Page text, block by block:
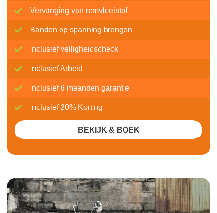
Vervanging van remvloeistof
Banden op spanning brengen
Inclusief veiligheidscheck
Inclusief Arbeid
Inclusief 6 maanden garantie
Inclusief 20% Korting
BEKIJK & BOEK